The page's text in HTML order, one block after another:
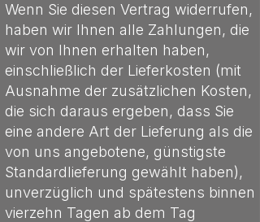
Wenn Sie diesen Vertrag widerrufen,
haben wir Ihnen alle Zahlungen, die
wir von Ihnen erhalten haben,
einschließlich der Lieferkosten (mit
Ausnahme der zusätzlichen Kosten,
die sich daraus ergeben, dass Sie
eine andere Art der Lieferung als die
von uns angebotene, günstigste
Standardlieferung gewählt haben),
unverzüglich und spätestens binnen
vierzehn Tagen ab dem Tag